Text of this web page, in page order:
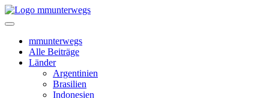
mmunterwegs
Alle Beiträge
Länder
Argentinien
Brasilien
Indonesien